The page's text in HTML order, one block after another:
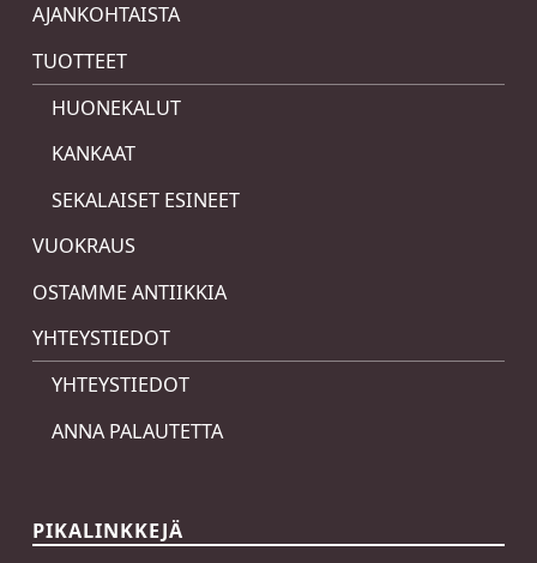
AJANKOHTAISTA
TUOTTEET
HUONEKALUT
KANKAAT
SEKALAISET ESINEET
VUOKRAUS
OSTAMME ANTIIKKIA
YHTEYSTIEDOT
YHTEYSTIEDOT
ANNA PALAUTETTA
PIKALINKKEJÄ